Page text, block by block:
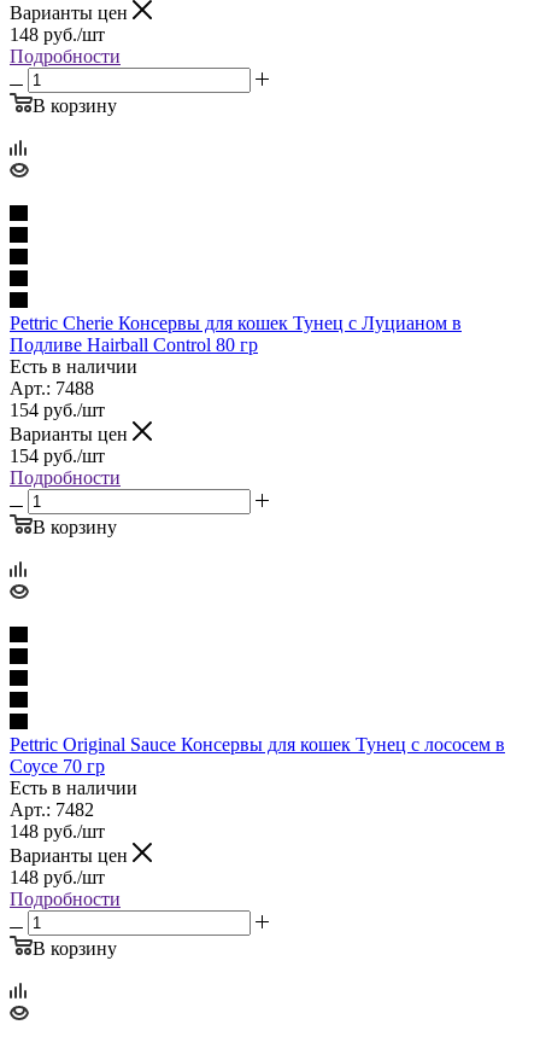
Варианты цен
148 руб./шт
Подробности
В корзину
Pettric Cherie Консервы для кошек Тунец с Луцианом в
Подливе Hairball Control 80 гр
Есть в наличии
Арт.: 7488
154 руб./шт
Варианты цен
154 руб./шт
Подробности
В корзину
Pettric Original Sauce Консервы для кошек Тунец с лососем в
Соусе 70 гр
Есть в наличии
Арт.: 7482
148 руб./шт
Варианты цен
148 руб./шт
Подробности
В корзину